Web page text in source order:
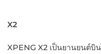
X2
XPENG X2 เป็นยานยนต์บิ